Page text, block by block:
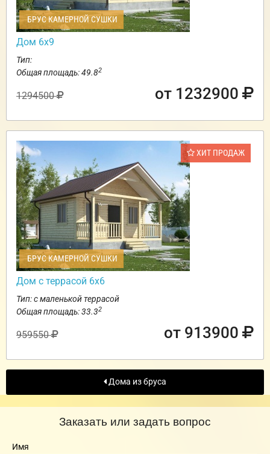
БРУС КАМЕРНОЙ СУШКИ
Дом 6х9
Тип:
Общая площадь: 49.82
1294500 от 1232900
ХИТ ПРОДАЖ
БРУС КАМЕРНОЙ СУШКИ
Дом с террасой 6х6
Тип: с маленькой террасой
Общая площадь: 33.32
959550 от 913900
Дома из бруса
Заказать или задать вопрос
Имя